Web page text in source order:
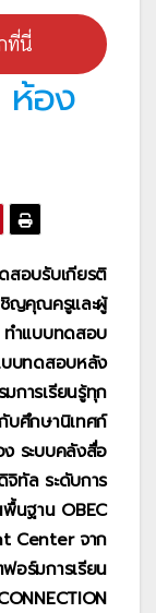
ที่นี่
ห้อง
สอบรับเกียรติ
ญคุณครูและผู้
ทำแบบทดสอบ
บทดสอบหลัง
การเรียนรู้ทุก
บศึกษานิเทศก์
ง ระบบคลังสื่อ
จิทัล ระดับการ
นฐาน OBEC
Center จาก
อร์มการเรียน